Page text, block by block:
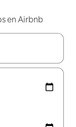
en Airbnb
navegar